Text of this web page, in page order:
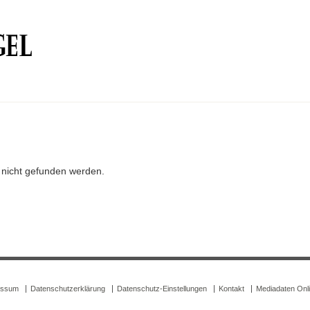
gefunden werden.
Datenschutzerklärung Datenschutz-Einstellungen Kontakt Mediadaten